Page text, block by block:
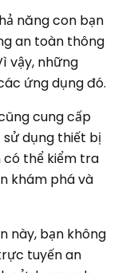
năng con bạn
an toàn thông
vậy, những
ứng dụng đó.
cung cấp
dụng thiết bị
có thể kiểm tra
khám phá và
này, bạn không
tuyến an